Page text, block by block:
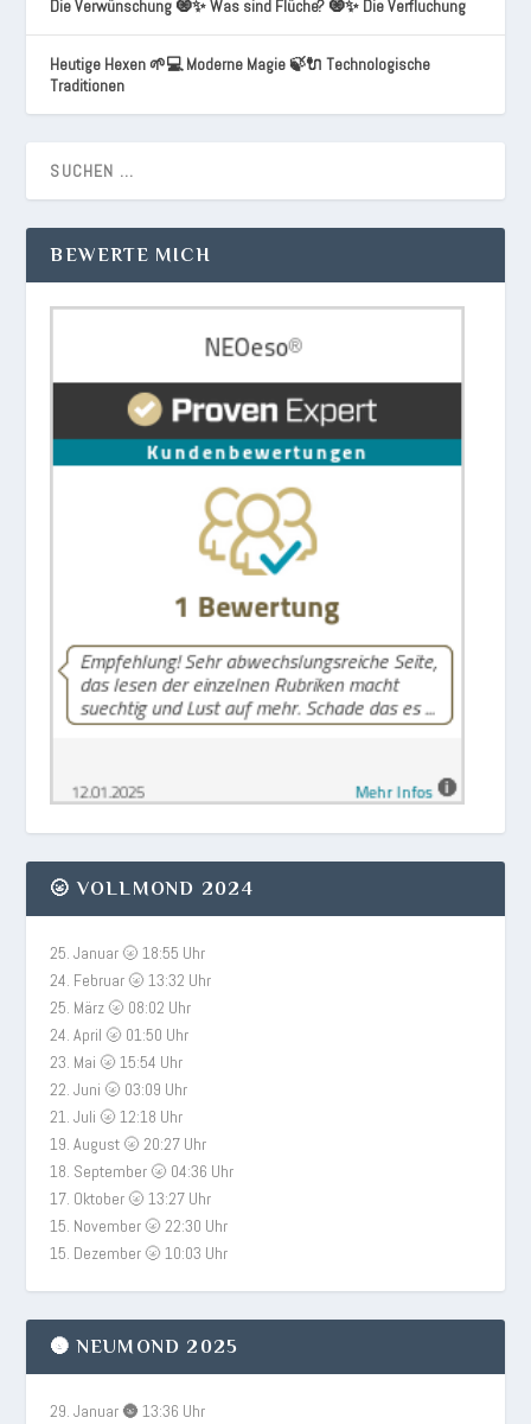
Die Verwünschung 🧿✨ Was sind Flüche? 🧿✨ Die Verfluchung
Heutige Hexen 🌱💻 Moderne Magie 🍃🔌 Technologische
Traditionen
BEWERTE MICH
🌝 VOLLMOND 2024
25. Januar 🌝 18:55 Uhr
24. Februar 🌝 13:32 Uhr
25. März 🌝 08:02 Uhr
24. April 🌝 01:50 Uhr
23. Mai 🌝 15:54 Uhr
22. Juni 🌝 03:09 Uhr
21. Juli 🌝 12:18 Uhr
19. August 🌝 20:27 Uhr
18. September 🌝 04:36 Uhr
17. Oktober 🌝 13:27 Uhr
15. November 🌝 22:30 Uhr
15. Dezember 🌝 10:03 Uhr
🌚 NEUMOND 2025
29. Januar 🌚 13:36 Uhr